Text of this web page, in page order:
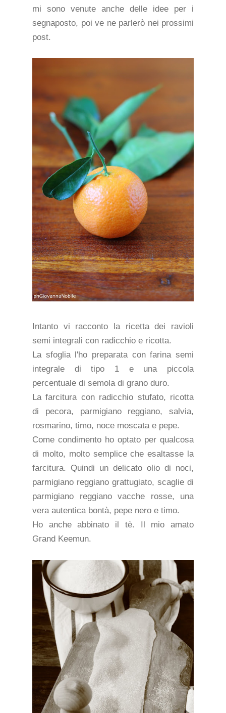
mi sono venute anche delle idee per i
segnaposto, poi ve ne parlerò nei prossimi
post.
Intanto vi racconto la ricetta dei ravioli
semi integrali con radicchio e ricotta.
La sfoglia l'ho preparata con farina semi
integrale di tipo 1 e una piccola
percentuale di semola di grano duro.
La farcitura con radicchio stufato, ricotta
di pecora, parmigiano reggiano, salvia,
rosmarino, timo, noce moscata e pepe.
Come condimento ho optato per qualcosa
di molto, molto semplice che esaltasse la
farcitura. Quindi un delicato olio di noci,
parmigiano reggiano grattugiato, scaglie di
parmigiano reggiano vacche rosse, una
vera autentica bontà, pepe nero e timo.
Ho anche abbinato il tè. Il mio amato
Grand Keemun.